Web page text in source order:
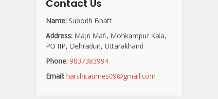
Contact Us
Name: Subodh Bhatt
Address: Majri Mafi, Mohkampur Kala,
PO IIP, Dehradun, Uttarakhand
Phone: 9837383994
Email: harshitatimes09@gmail.com